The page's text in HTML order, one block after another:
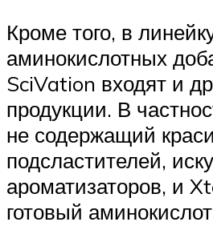
Кроме того, в
аминокислотных
SciVation входят и
продукции. В
не содержащий
подсластителей,
ароматизаторов, и
готовый